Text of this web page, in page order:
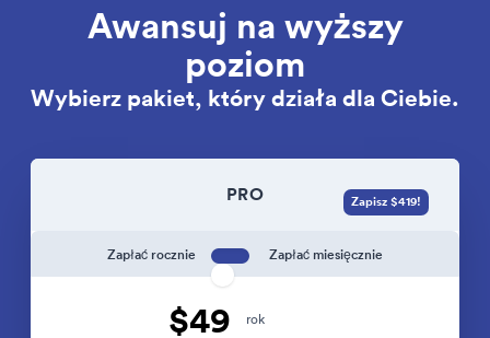
Awansuj na wyższy
poziom
Wybierz pakiet, który działa dla Ciebie.
PRO
Zapłać rocznie Zapłać miesięcznie
$49 rok
Zapisz $419!